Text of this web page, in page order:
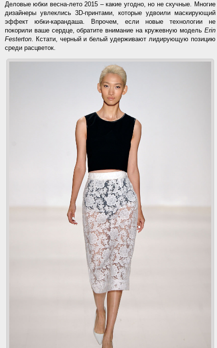
Деловые юбки весна-лето 2015 – какие угодно, но не скучные. Многие
дизайнеры увлеклись 3D-принтами, которые удвоили маскирующий
эффект юбки-карандаша. Впрочем, если новые технологии не
покорили ваше сердце, обратите внимание на кружевную модель Erin
Festerton. Кстати, черный и белый удерживают лидирующую позицию
среди расцветок.